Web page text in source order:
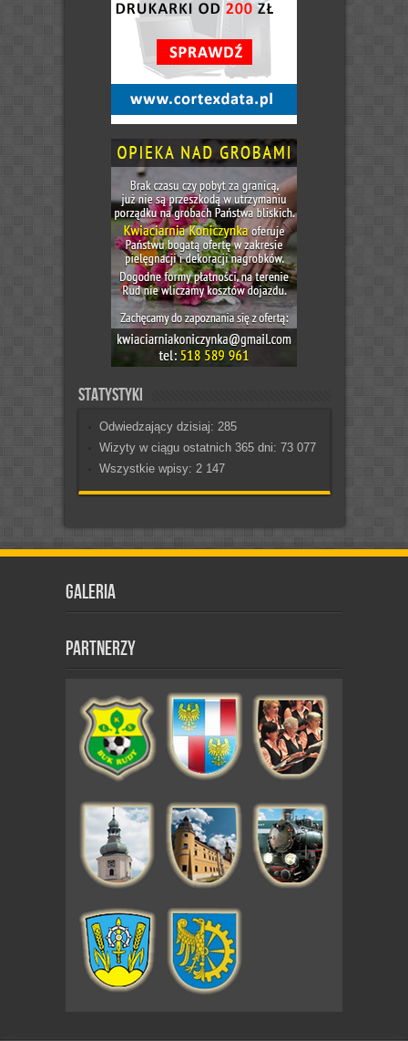
Statystyki
Odwiedzający dzisiaj: 285
Wizyty w ciągu ostatnich 365 dni: 73 077
Wszystkie wpisy: 2 147
Galeria
Partnerzy